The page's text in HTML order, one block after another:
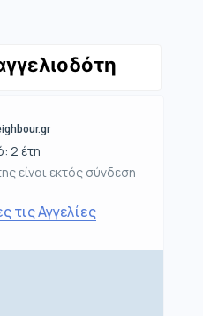
2 έτη
είναι εκτός σύνδεση
τις Αγγελίες